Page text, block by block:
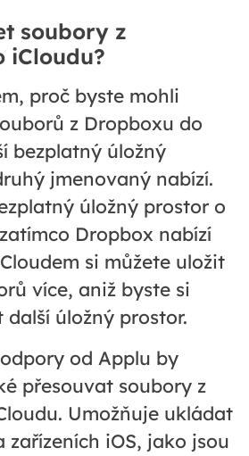
soubory z
iCloudu?
proč byste mohli
z Dropboxu do
bezplatný úložný
jmenovaný nabízí.
úložný prostor o
Dropbox nabízí
si můžete uložit
více, aniž byste si
úložný prostor.
od Applu by
přesouvat soubory z
Umožňuje ukládat
zařízeních iOS, jako jsou